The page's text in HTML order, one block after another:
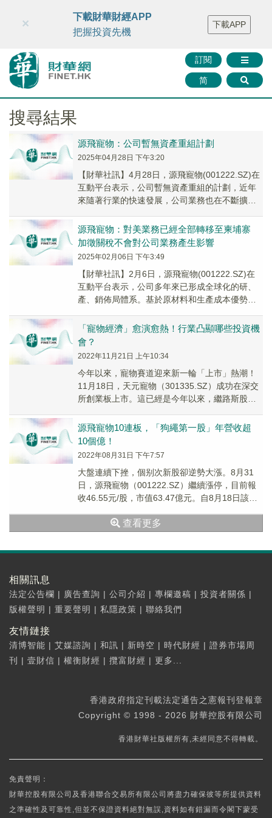
財華智庫網 FINTV FINMETA 財華證券 媒體矩陣
智庫沙龍
聯絡我們
訂閱
简
×
下載財華財經APP
把握投資先機
下載APP
搜尋結果
源飛寵物：公司暫無資產重組計劃
2025年04月28日 下午3:20
【財華社訊】4月28日，源飛寵物(001222.SZ)在
互動平台表示，公司暫無資產重組的計劃，近年
來隨著行業的快速發展，公司業務也在不斷擴大
源飛寵物：對美業務已經全部轉移至柬埔寨
加徵關稅不會對公司業務產生影響
2025年02月06日 下午3:49
【財華社訊】2月6日，源飛寵物(001222.SZ)在
互動平台表示，公司多年來已形成全球化的研、
產、銷佈局體系。基於原材料和生產成本優勢，
「寵物經濟」愈演愈熱！行業凸顯哪些投資機
會？
2022年11月21日 上午10:34
今年以來，寵物賽道迎來新一輪「上市」熱潮！
11月18日，天元寵物（301335.SZ）成功在深交
所創業板上市。這已經是今年以來，繼路斯股份
源飛寵物10連板，「狗繩第一股」年營收超
10個億！
2022年08月31日 下午7:57
大盤連續下挫，個别次新股卻逆勢大漲。8月31
日，源飛寵物（001222.SZ）繼續漲停，目前報
收46.55元/股，市值63.47億元。自8月18日該公
查看更多
相關訊息
法定公告欄 | 廣告查詢 | 公司介紹 | 專欄邀稿 | 投資者關係 |
版權聲明 | 重要聲明 | 私隱政策 | 聯絡我們
友情鏈接
清博智能 | 艾媒諮詢 | 和訊 | 新時空 | 時代財經 | 證券市場周
刊
| 壹財信 | 權衡財經 | 攬富財經 | 更多...
香港政府指定刊載法定通告之憲報刊登報章
Copyright © 1998 - 2026 財華控股有限公司
香港財華社版權所有,未經同意不得轉載。
免責聲明：
財華控股有限公司及香港聯合交易所有限公司將盡力確保彼等所提供資料
之準確性及可靠性,但並不保證資料絕對無誤,資料如有錯漏而令閣下蒙受